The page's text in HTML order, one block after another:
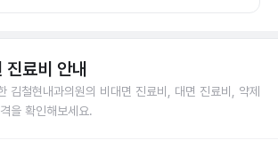
진료비 안내
김철현내과의원의 비대면 진료비, 대면 진료비, 약제
을 확인해보세요.